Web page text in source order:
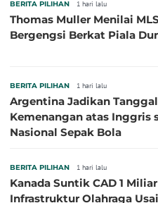
BERITA PILIHAN 1 hari lalu
Thomas Muller Menilai
Bergengsi Berkat Piala
BERITA PILIHAN 1 hari lalu
Argentina Jadikan Tanggal
Kemenangan atas Inggris
Nasional Sepak Bola
BERITA PILIHAN 1 hari lalu
Kanada Suntik CAD 1
Infrastruktur Olahraga